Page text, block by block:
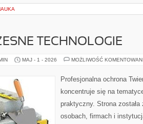
TECHNOLOGIE
MAJ - 1 - 2026 MOŻLIWOŚĆ
Profesjonalna ochrona
koncentruje się na
praktyczny. Strona
osobach, firmach i